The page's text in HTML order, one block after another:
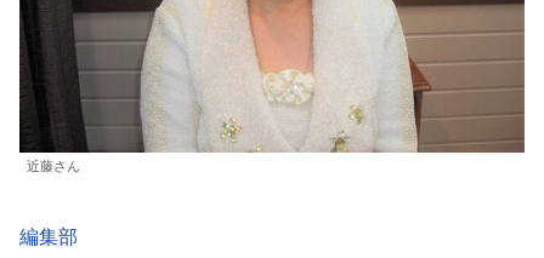
近藤さん
編集部